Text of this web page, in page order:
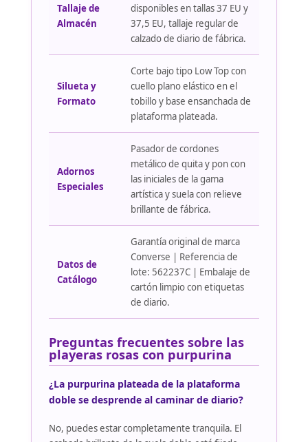
Tallaje de
Almacén
disponibles en tallas 37 EU y
37,5 EU, tallaje regular de
calzado de diario de fábrica.
Silueta y
Formato
Corte bajo tipo Low Top con
cuello plano elástico en el
tobillo y base ensanchada de
plataforma plateada.
Adornos
Especiales
Pasador de cordones
metálico de quita y pon con
las iniciales de la gama
artística y suela con relieve
brillante de fábrica.
Datos de
Catálogo
Garantía original de marca
Converse | Referencia de
lote: 562237C | Embalaje de
cartón limpio con etiquetas
de diario.
Preguntas frecuentes sobre las
playeras rosas con purpurina
¿La purpurina plateada de la plataforma
doble se desprende al caminar de diario?
No, puedes estar completamente tranquila. El